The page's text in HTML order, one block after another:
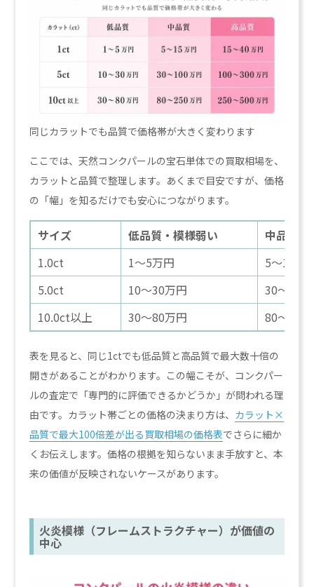
同じカラットでも品質で価格帯が大きく変わります
ここでは、天然コンクパールの宝石単体での買取相場を、
カラットと品質で整理します。あくまで目安ですが、価格
の「幅」を知るだけでも安心につながります。
サイズ 低品質・模様弱い
中品質
1.0ct
1〜5万円
5〜15万
5.0ct
10〜30万円
30〜100
10.0ct以上
30〜80万円 80〜250
表を見ると、同じ1ctでも低品質と高品質で最大数十倍の
開きがあることがわかります。この幅こそが、コンクパー
ルの査定で「専門的に評価できるかどうか」が問われる理
由です。カラット帯ごとの価格の決まり方は、 カラット×
品質で最大100倍差が出る買取相場の価格表でさらに細か
くお伝えします。価格の根拠を知らないまま手放すと、本
来の価値が反映されないケースがあります。
火炎模様（フレームストラクチャー）が価値の
中心